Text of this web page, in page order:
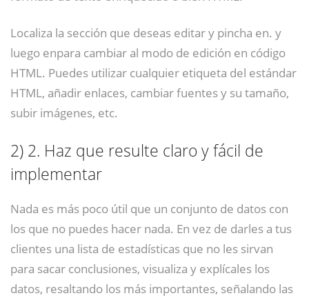
Localiza la sección que deseas editar y pincha en. y
luego enpara cambiar al modo de edición en código
HTML. Puedes utilizar cualquier etiqueta del estándar
HTML, añadir enlaces, cambiar fuentes y su tamaño,
subir imágenes, etc.
2) 2. Haz que resulte claro y fácil de
implementar
Nada es más poco útil que un conjunto de datos con
los que no puedes hacer nada. En vez de darles a tus
clientes una lista de estadísticas que no les sirvan
para sacar conclusiones, visualiza y explícales los
datos, resaltando los más importantes, señalando las